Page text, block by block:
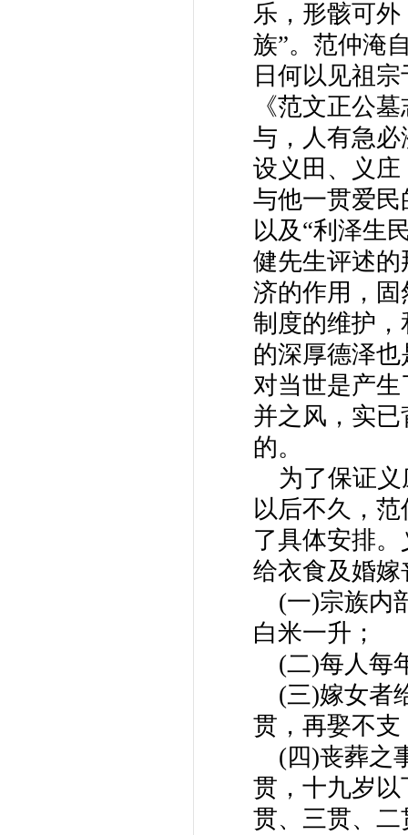
乐，形骸可
族”。范仲淹
日何以见祖
《范文正公
与，人有急
设义田、义
与他一贯爱民
以及“利泽生
健先生评述
济的作用，
制度的维护
的深厚德泽
对当世是产
并之风，实
的。
为了保证
以后不久，
了具体安排
给衣食及婚嫁
(一)宗族内
白米一升；
(二)每人每
(三)嫁女者
贯，再娶不支
(四)丧葬之
贯，十九岁
贯、三贯、二